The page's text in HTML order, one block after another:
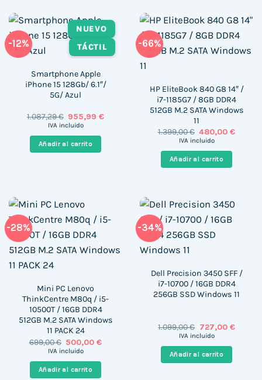
-12%
NUEVO
TÁCTIL
Smartphone Apple
iPhone 15 128Gb/ 6.1″/
5G/ Azul
1.087,29€ El
precio
era:
1.087,29 €.
955,99€El
IVA incluido
Añadir al carrito
-66%
HP EliteBook 840 G8 14″ /
i7-1185G7 / 8GB DDR4
512GB M.2 SATA Windows
11
1.399,00€ El
precio
era:
1.399,00 €.
480,00€El
IVA incluido
Añadir al carrito
-28%
Mini PC Lenovo
ThinkCentre M80q / i5-
10500T / 16GB DDR4
512GB M.2 SATA Windows
11 PACK 24
699,00€ El
precio
era:
699,00 €.
500,00€El
IVA incluido
Añadir al carrito
-34%
Dell Precision 3450 SFF /
i7-10700 / 16GB DDR4
256GB SSD Windows 11
1.099,00€ El
precio
era:
1.099,00 €.
727,00 €El
IVA incluido
Añadir al carrito